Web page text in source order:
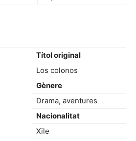
Títol original
Los colonos
Gènere
Drama, aventures
Nacionalitat
Xile